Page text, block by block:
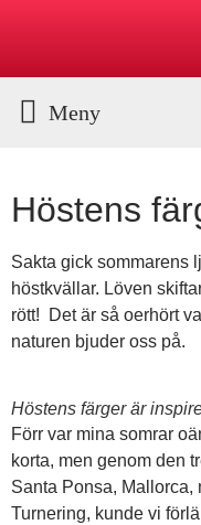
Höstens
Sakta gick sommarens
höstkvällar. Löven
rött! Det är så oerhört
naturen bjuder oss på.
Höstens färger är
Förr var mina somrar
korta, men genom den
Santa Ponsa,
Turnering, kunde vi